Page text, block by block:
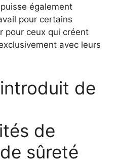
également
pour certains
pour ceux qui créent
avec leurs
de
de
sûreté